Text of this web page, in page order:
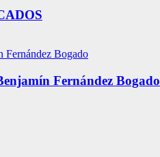
Fernández Bogado